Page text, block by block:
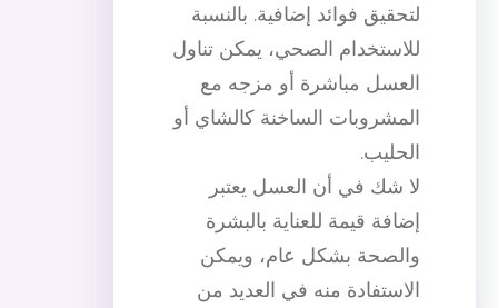
لتحقيق فوائد إضافية. بالنسبة
للاستخدام الصحي، يمكن تناول
العسل مباشرة أو مزجه مع
المشروبات الساخنة كالشاي أو
الحليب.
لا شك في أن العسل يعتبر
إضافة قيمة للعناية بالبشرة
والصحة بشكل عام، ويمكن
الاستفادة منه في العديد من